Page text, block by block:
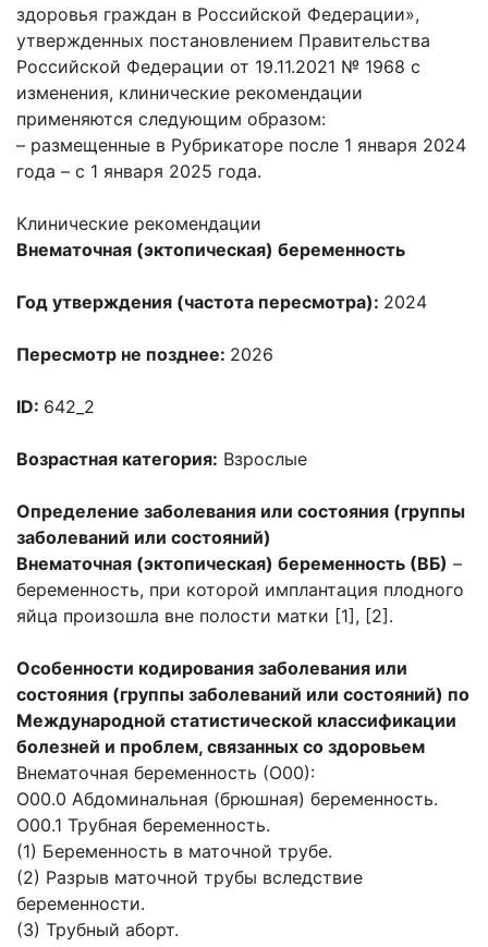
здоровья граждан в Российской Федерации»,
утвержденных постановлением Правительства
Российской Федерации от 19.11.2021 № 1968 с
изменения, клинические рекомендации
применяются следующим образом:
– размещенные в Рубрикаторе после 1 января 2024
года – с 1 января 2025 года.
Клинические рекомендации
Внематочная (эктопическая) беременность
Год утверждения (частота пересмотра): 2024
Пересмотр не позднее: 2026
ID: 642_2
Возрастная категория: Взрослые
Определение заболевания или состояния (группы
заболеваний или состояний)
Внематочная (эктопическая) беременность (ВБ) –
беременность, при которой имплантация плодного
яйца произошла вне полости матки [1], [2].
Особенности кодирования заболевания или
состояния (группы заболеваний или состояний) по
Международной статистической классификации
болезней и проблем, связанных со здоровьем
Внематочная беременность (О00):
О00.0 Абдоминальная (брюшная) беременность.
О00.1 Трубная беременность.
(1) Беременность в маточной трубе.
(2) Разрыв маточной трубы вследствие
беременности.
(3) Трубный аборт.